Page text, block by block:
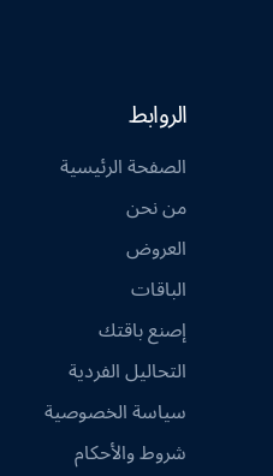
الروابط
الصفحة الرئيسية
من نحن
العروض
الباقات
إصنع باقتك
التحاليل الفردية
سياسة الخصوصية
شروط والأحكام